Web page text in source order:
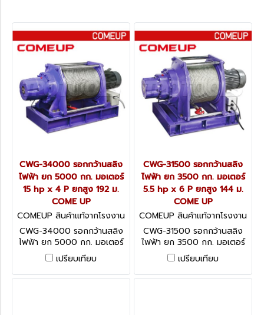
CWG-34000 รอกกว้านสลิง
ไฟฟ้า ยก 5000 กก. มอเตอร์
15 hp x 4 P ยกสูง 192 ม.
COME UP
COMEUP สินค้าแท้จากโรงงาน
ผู้ผลิต CWG-34000
CWG-34000 รอกกว้านสลิง
ไฟฟ้า ยก 5000 กก. มอเตอร์
15 hp x 4 P ยกสูง 192 ม.
COME UP
เปรียบเทียบ
CWG-31500 รอกกว้านสลิง
ไฟฟ้า ยก 3500 กก. มอเตอร์
5.5 hp x 6 P ยกสูง 144 ม.
COME UP
COMEUP สินค้าแท้จากโรงงาน
ผู้ผลิต CWG-31500
CWG-31500 รอกกว้านสลิง
ไฟฟ้า ยก 3500 กก. มอเตอร์
5.5 hp x 6 P ยกสูง 144 ม.
COME UP
เปรียบเทียบ